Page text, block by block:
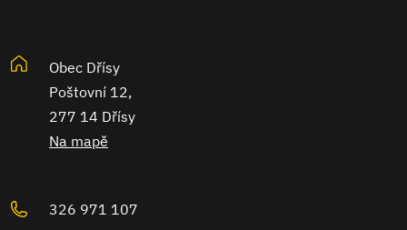
Obec Dřísy
Poštovní 12,
277 14 Dřísy
Na mapě
326 971 107